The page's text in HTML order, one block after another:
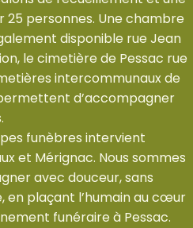
25 personnes. Une chambre
disponible rue Jean
le cimetière de Pessac rue
intercommunaux de
d’accompagner
funèbres intervient
et Mérignac. Nous sommes
avec douceur, sans
en plaçant l’humain au cœur
funéraire à Pessac.